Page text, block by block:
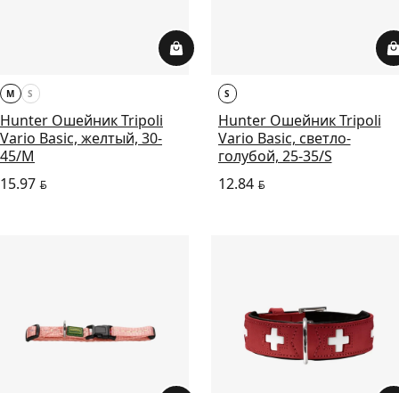
M S
Hunter Ошейник Tripoli
Vario Basic, желтый, 30-
45/M
15.97 BYN
S
Hunter Ошейник Tripoli
Vario Basic, светло-
голубой, 25-35/S
12.84BYN